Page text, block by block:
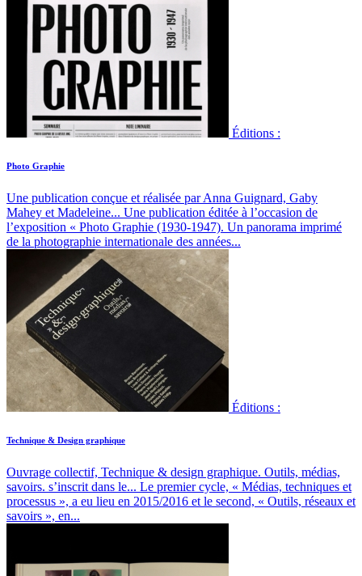
Éditions :
Photo Graphie
Une publication conçue et réalisée par Anna Guignard, Gaby
Mahey et Madeleine... Une publication éditée à l’occasion de
l’exposition « Photo Graphie (1930-1947). Un panorama imprimé
de la photographie internationale des années...
Éditions :
Technique & Design graphique
Ouvrage collectif, Technique & design graphique. Outils, médias,
savoirs. s’inscrit dans le... Le premier cycle, « Médias, techniques et
processus », a eu lieu en 2015/2016 et le second, « Outils, réseaux et
savoirs », en...